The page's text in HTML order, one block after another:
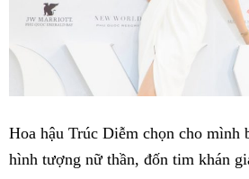
Hoa hậu Trúc Diễm chọn cho mình
hình tượng nữ thần, đốn tim khán